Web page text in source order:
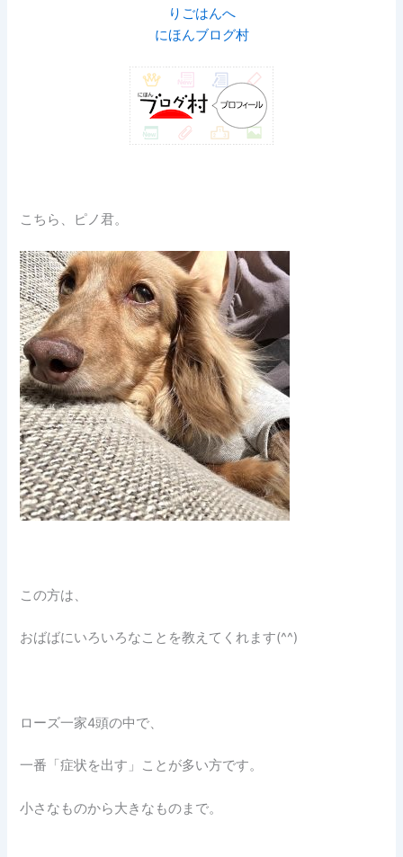
にほんブログ村
こちら、ピノ君。
この方は、
おばばにいろいろなことを教えてくれます(^^)
ローズ一家4頭の中で、
一番「症状を出す」ことが多い方です。
小さなものから大きなものまで。